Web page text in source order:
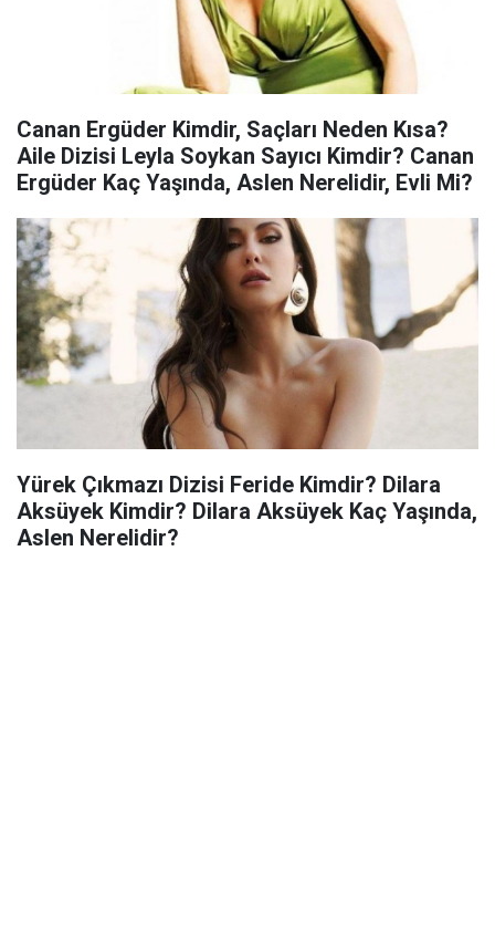
Canan Ergüder Kimdir, Saçları Neden Kısa?
Aile Dizisi Leyla Soykan Sayıcı Kimdir? Canan
Ergüder Kaç Yaşında, Aslen Nerelidir, Evli Mi?
Yürek Çıkmazı Dizisi Feride Kimdir? Dilara
Aksüyek Kimdir? Dilara Aksüyek Kaç Yaşında,
Aslen Nerelidir?